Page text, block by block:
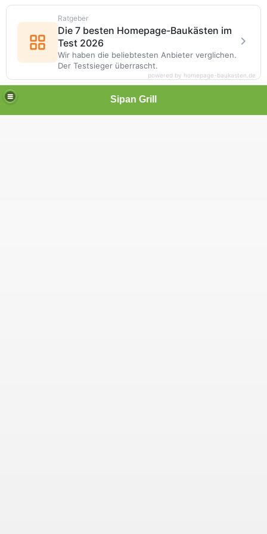
Sipan Grill
Ratgeber
Die 7 besten Homepage-Baukästen im
Test 2026
Wir haben die beliebtesten Anbieter verglichen.
Der Testsieger überrascht.
powered by homepage-baukasten.de